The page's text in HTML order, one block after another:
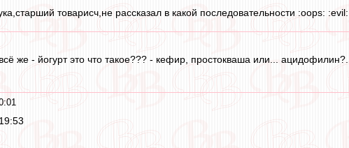
товарисч,не рассказал в какой последовательности :oops: :evil:
же - йогурт это что такое??? - кефир, простокваша или... ацидофилин?...